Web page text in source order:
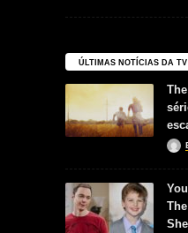
ÚLTIMAS NOTÍCIAS DA TV